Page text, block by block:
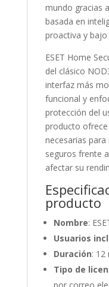
mundo gracias
basada en
proactiva y
ESET Home
del clásico
interfaz más
funcional y
protección del
producto
necesarias
seguros frente
afectar su
producto
Nombre:
Usuarios
Duración: 12
Tipo de